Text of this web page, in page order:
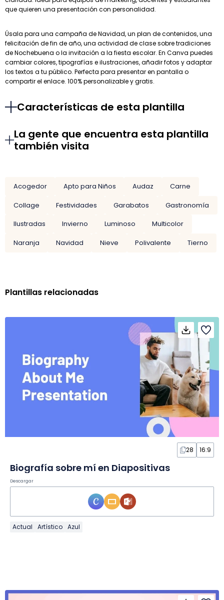
que quieren una presentación con personalidad.
Úsala para una campaña de Navidad, un plan de contenidos, una
felicitación de fin de año, una actividad de clase sobre tradiciones
de Nochebuena o la invitación a la fiesta escolar. En Canva puedes
cambiar colores, tipografías e ilustraciones, añadir fotos y adaptar
los textos a tu público. Perfecta para presentar en pantalla o
compartir el enlace. 100% personalizable y gratis.
Características de esta plantilla
La gente que encuentra esta plantilla
también visita
Acogedor Apto para Niños Audaz
Carne
Collage
Festividades Garabatos
Gastronomía
Ilustradas
Invierno Luminoso
Multicolor
Naranja
Navidad Nieve Polivalente Tierno
Plantillas relacionadas
28 16:9
Biografía sobre mí en Diapositivas
Descargar
Actual Artístico Azul